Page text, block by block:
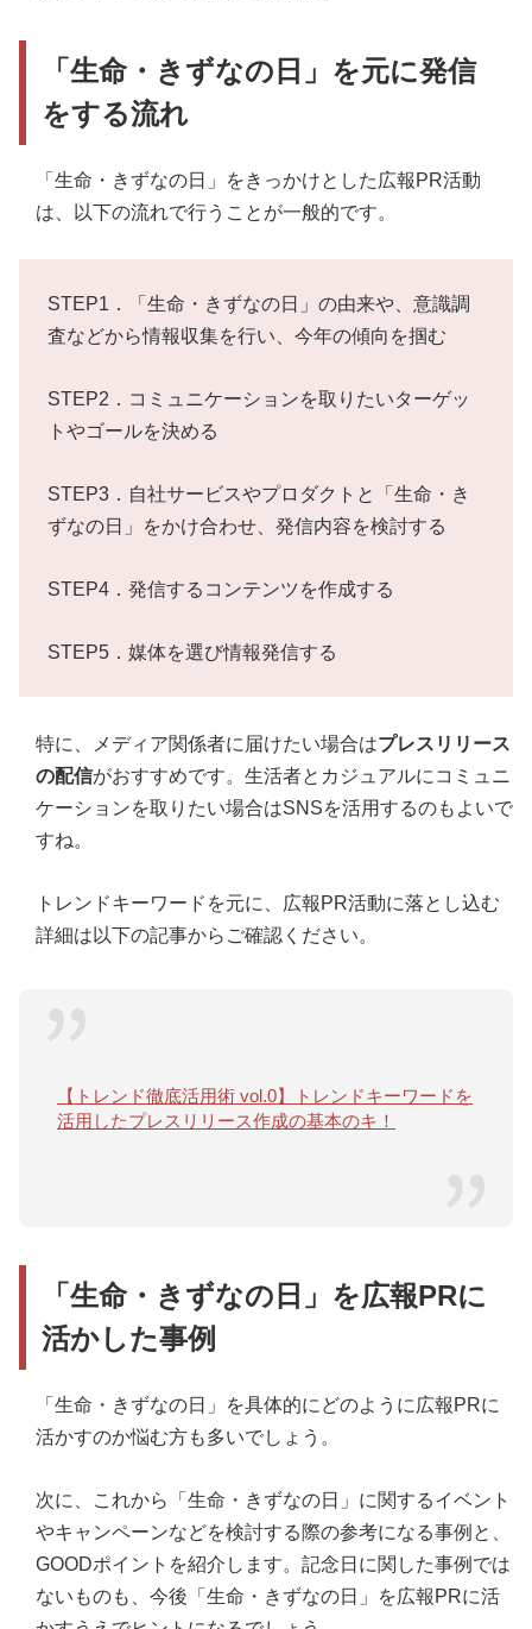
「生命・きずなの日」を元に発信
をする流れ
「生命・きずなの日」をきっかけとした広報PR活動
は、以下の流れで行うことが一般的です。
STEP1．「生命・きずなの日」の由来や、意識調
査などから情報収集を行い、今年の傾向を掴む
STEP2．コミュニケーションを取りたいターゲッ
トやゴールを決める
STEP3．自社サービスやプロダクトと「生命・き
ずなの日」をかけ合わせ、発信内容を検討する
STEP4．発信するコンテンツを作成する
STEP5．媒体を選び情報発信する
特に、メディア関係者に届けたい場合はプレスリリース
の配信がおすすめです。生活者とカジュアルにコミュニ
ケーションを取りたい場合はSNSを活用するのもよいで
すね。
トレンドキーワードを元に、広報PR活動に落とし込む
詳細は以下の記事からご確認ください。
【トレンド徹底活用術 vol.0】トレンドキーワードを
活用したプレスリリース作成の基本のキ！
「生命・きずなの日」を広報PRに
活かした事例
「生命・きずなの日」を具体的にどのように広報PRに
活かすのか悩む方も多いでしょう。
次に、これから「生命・きずなの日」に関するイベント
やキャンペーンなどを検討する際の参考になる事例と、
GOODポイントを紹介します。記念日に関した事例では
ないものも、今後「生命・きずなの日」を広報PRに活